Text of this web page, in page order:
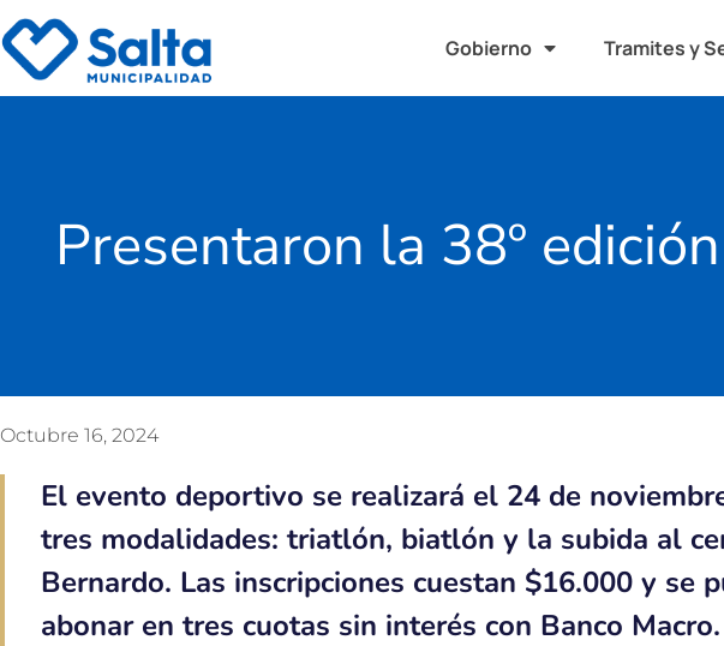
Gobierno Tramites y
Presentaron la 38º
Octubre 16, 2024
El evento deportivo se realizará el 24 de
tres modalidades: triatlón, biatlón y la subida al
Bernardo. Las inscripciones cuestan $16.000 y se
abonar en tres cuotas sin interés con Banco